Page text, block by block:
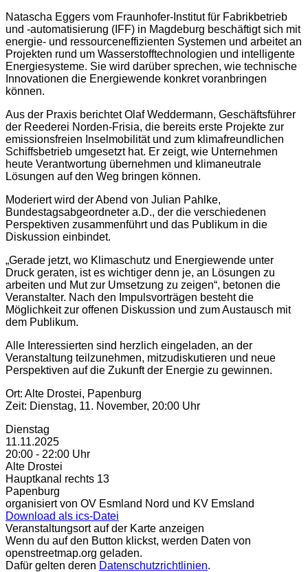
Natascha Eggers vom Fraunhofer-Institut für Fabrikbetrieb
und -automatisierung (IFF) in Magdeburg beschäftigt sich mit
energie- und ressourceneffizienten Systemen und arbeitet an
Projekten rund um Wasserstofftechnologien und intelligente
Energiesysteme. Sie wird darüber sprechen, wie technische
Innovationen die Energiewende konkret voranbringen
können.
Aus der Praxis berichtet Olaf Weddermann, Geschäftsführer
der Reederei Norden-Frisia, die bereits erste Projekte zur
emissionsfreien Inselmobilität und zum klimafreundlichen
Schiffsbetrieb umgesetzt hat. Er zeigt, wie Unternehmen
heute Verantwortung übernehmen und klimaneutrale
Lösungen auf den Weg bringen können.
Moderiert wird der Abend von Julian Pahlke,
Bundestagsabgeordneter a.D., der die verschiedenen
Perspektiven zusammenführt und das Publikum in die
Diskussion einbindet.
„Gerade jetzt, wo Klimaschutz und Energiewende unter
Druck geraten, ist es wichtiger denn je, an Lösungen zu
arbeiten und Mut zur Umsetzung zu zeigen“, betonen die
Veranstalter. Nach den Impulsvorträgen besteht die
Möglichkeit zur offenen Diskussion und zum Austausch mit
dem Publikum.
Alle Interessierten sind herzlich eingeladen, an der
Veranstaltung teilzunehmen, mitzudiskutieren und neue
Perspektiven auf die Zukunft der Energie zu gewinnen.
Ort: Alte Drostei, Papenburg
Zeit: Dienstag, 11. November, 20:00 Uhr
Dienstag
11.11.2025
20:00 - 22:00 Uhr
Alte Drostei
Hauptkanal rechts 13
Papenburg
organisiert von OV Esmland Nord und KV Emsland
Download als ics-Datei
Veranstaltungsort auf der Karte anzeigen
Wenn du auf den Button klickst, werden Daten von
openstreetmap.org geladen.
Dafür gelten deren Datenschutzrichtlinien.